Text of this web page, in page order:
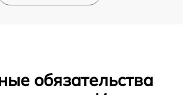
обязательства